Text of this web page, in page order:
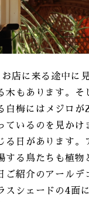
店に来る途中に
木もあります。そ
白梅にはメジロが
ているのを見かけ
る日があります。
する鳥たちも植物
ご紹介のアールデ
スシェードの4面